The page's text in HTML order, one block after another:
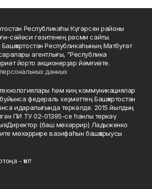
Республикаһы Күгәрсен районы
сәйәси гәзитенең рәсми сайты.
Республикаһының Матбуғат
агентлығы, "Республика
йорто акционерҙар йәмғиәте.
данных
һәм киң коммуникациялар
федераль хеҙмәттең Башҡортостан
идаралығында теркәлде. 2015 йылдың
ПИ ТУ 02-01395-се һанлы теркәү
Директор (баш мөхәррир) Ладыженко
мөхәррире вазифаһын башҡарыусы
- ҡот!